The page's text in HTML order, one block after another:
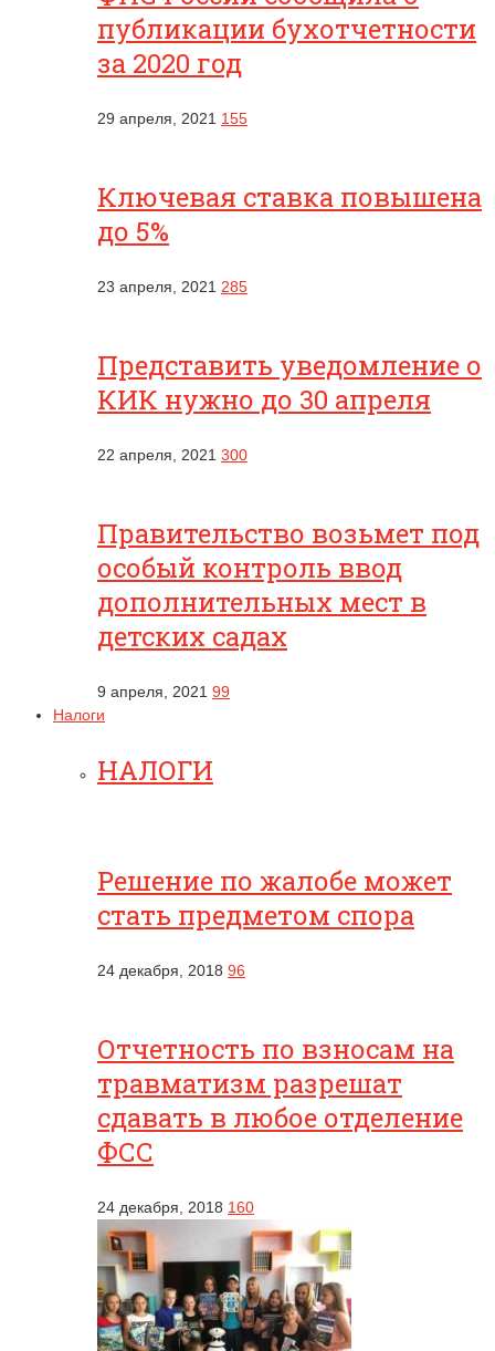
публикации бухотчетности
за 2020 год
29 апреля, 2021 155
Ключевая ставка повышена
до 5%
23 апреля, 2021 285
Представить уведомление о
КИК нужно до 30 апреля
22 апреля, 2021 300
Правительство возьмет под
особый контроль ввод
дополнительных мест в
детских садах
9 апреля, 2021 99
Налоги
НАЛОГИ
Решение по жалобе может
стать предметом спора
24 декабря, 2018 96
Отчетность по взносам на
травматизм разрешат
сдавать в любое отделение
ФСС
24 декабря, 2018 160